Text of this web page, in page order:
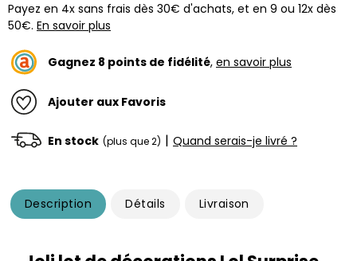
Payez en 4x sans frais dès 30€ d'achats, et en 9 ou 12x dès
50€. En savoir plus
Gagnez 8 points de fidélité, en savoir plus
Ajouter aux Favoris
En stock (plus que 2) | Quand serais-je livré ?
Description Détails Livraison